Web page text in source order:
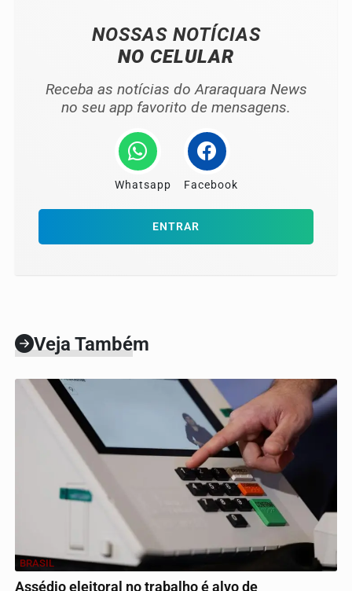
NOSSAS NOTÍCIAS
NO CELULAR
Receba as notícias do Araraquara News
no seu app favorito de mensagens.
Whatsapp Facebook
ENTRAR
Veja Também
BRASIL
Assédio eleitoral no trabalho é alvo de